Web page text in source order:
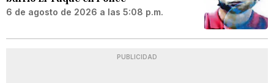
6 de agosto de 2026 a las 5:08 p.m.
PUBLICIDAD